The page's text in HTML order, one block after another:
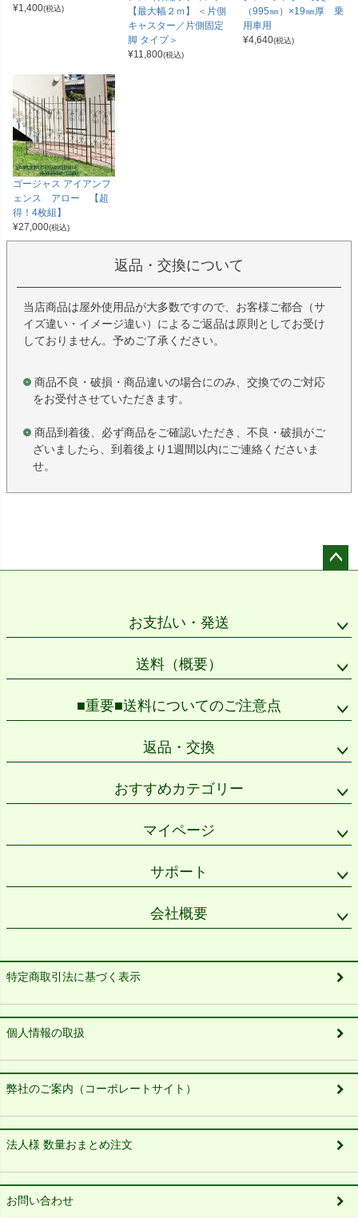
¥1,400(税込)
【最大幅２ｍ】 ＜片側
キャスター／片側固定
脚 タイプ＞
¥11,800(税込)
（995㎜）×19㎜厚 乗
用車用
¥4,640(税込)
ゴージャス アイアンフ
ェンス アロー 【超
得！4枚組】
¥27,000(税込)
返品・交換について
当店商品は屋外使用品が大多数ですので、お客様ご都合（サ
イズ違い・イメージ違い）によるご返品は原則としてお受け
しておりません。予めご了承ください。
商品不良・破損・商品違いの場合にのみ、交換でのご対応
をお受付させていただきます。
商品到着後、必ず商品をご確認いただき、不良・破損がご
ざいましたら、到着後より1週間以内にご連絡くださいま
せ。
お支払い・発送
送料（概要）
■重要■送料についてのご注意点
返品・交換
おすすめカテゴリー
マイページ
サポート
会社概要
特定商取引法に基づく表示
個人情報の取扱
弊社のご案内（コーポレートサイト）
法人様 数量おまとめ注文
お問い合わせ